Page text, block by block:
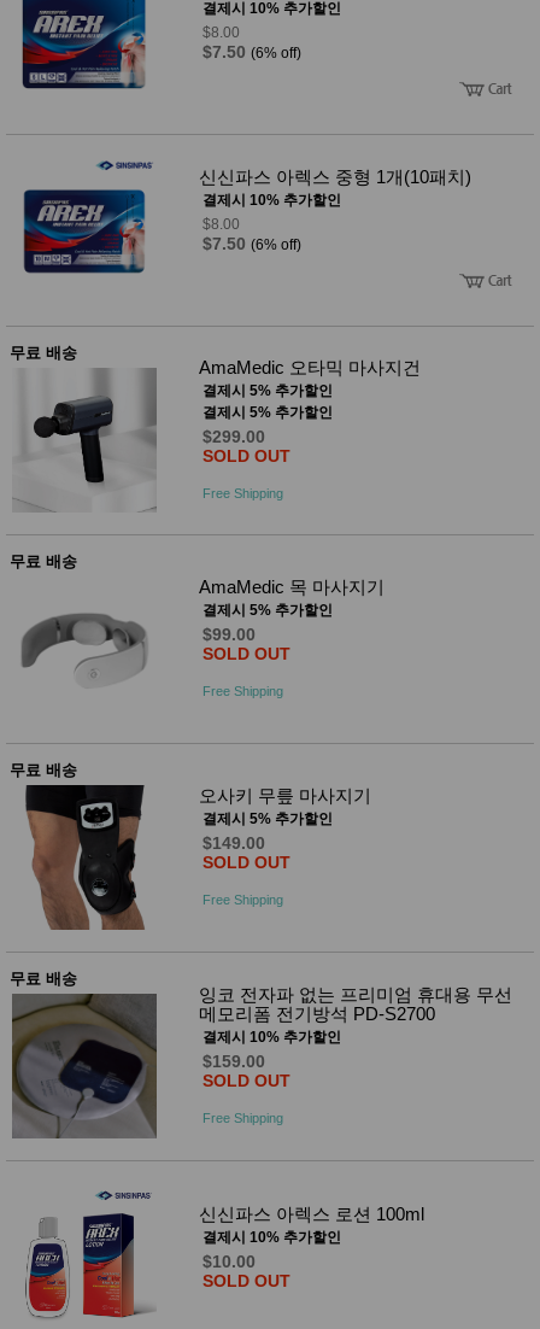
결제시 10% 추가할인
$8.00
$7.50 (6% off)
신신파스 아렉스 중형 1개(10패치)
결제시 10% 추가할인
$8.00
$7.50 (6% off)
무료 배송
AmaMedic 오타믹 마사지건
결제시 5% 추가할인
결제시 5% 추가할인
$299.00
SOLD OUT
Free Shipping
무료 배송
AmaMedic 목 마사지기
결제시 5% 추가할인
$99.00
SOLD OUT
Free Shipping
무료 배송
오사키 무릎 마사지기
결제시 5% 추가할인
$149.00
SOLD OUT
Free Shipping
무료 배송
잉코 전자파 없는 프리미엄 휴대용 무선
메모리폼 전기방석 PD-S2700
결제시 10% 추가할인
$159.00
SOLD OUT
Free Shipping
신신파스 아렉스 로션 100ml
결제시 10% 추가할인
$10.00
SOLD OUT